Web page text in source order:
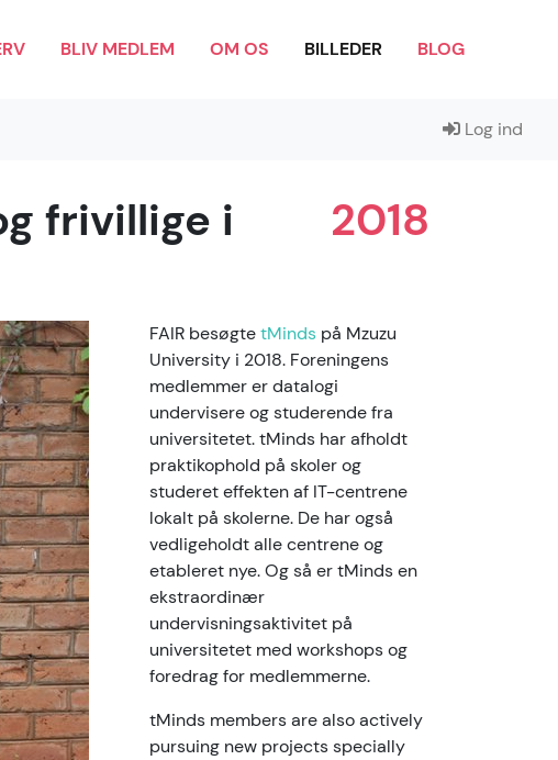
BLIV MEDLEM OM OS BILLEDER BLOG
Log ind
2018
frivillige i
FAIR besøgtetMinds på Mzuzu
University i 2018. Foreningens
medlemmer er datalogi
undervisere og studerende fra
universitetet. tMinds har afholdt
praktikophold på skoler og
studeret effekten af IT-centrene
lokalt på skolerne. De har også
vedligeholdt alle centrene og
etableret nye. Og så er tMinds en
ekstraordinær
undervisningsaktivitet på
universitetet med workshops og
foredrag for medlemmerne.
tMinds members are also actively
pursuing new projects specially